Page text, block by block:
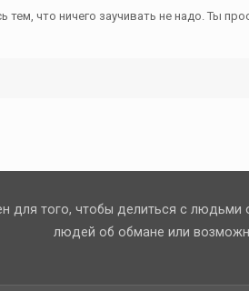
тем, что ничего заучивать не надо. Ты
для того, чтобы делиться с
людей об обмане или